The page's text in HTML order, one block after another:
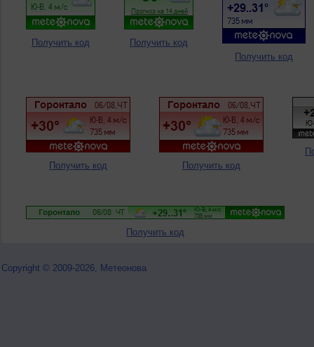
Получить код
Получить код
Получить код
Получить код Получить код
Получить код
Copyright © 2009-2026, Метеонова